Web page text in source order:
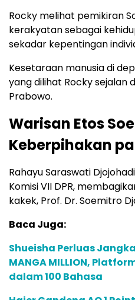
Rocky melihat pemikiran
kerakyatan sebagai
sekadar kepentingan
Kesetaraan manusia di
yang dilihat Rocky sejalan
Prabowo.
Warisan Etos
Keberpihakan
Rahayu Saraswati
Komisi VII DPR,
kakek, Prof. Dr. Soemitro
Baca Juga:
Shueisha Perluas
MANGA MILLION,
dalam 100 Bahasa